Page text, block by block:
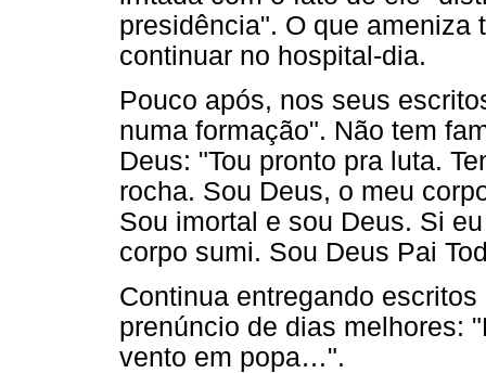
presidência". O que ameniza
continuar no hospital-dia.
Pouco após, nos seus
numa formação". Não tem
Deus: "Tou pronto pra luta.
rocha. Sou Deus, o meu
Sou imortal e sou Deus. Si
corpo sumi. Sou Deus Pai
Continua entregando
prenúncio de dias melhores:
vento em popa…".